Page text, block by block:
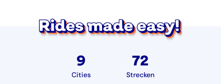
9
Cities
72
Strecken